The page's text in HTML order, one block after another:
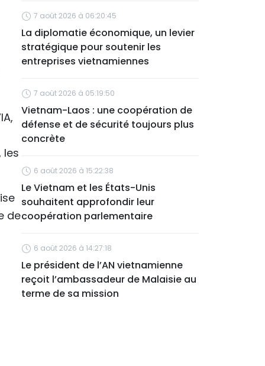
les
de
7 août 2026 à 06:20:45
La diplomatie économique, un levier
stratégique pour soutenir les
entreprises vietnamiennes
7 août 2026 à 05:19:50
Vietnam-Laos : une coopération de
défense et de sécurité toujours plus
concrète
6 août 2026 à 15:22:38
Le Vietnam et les États-Unis
souhaitent approfondir leur
coopération parlementaire
6 août 2026 à 14:27:18
Le président de l’AN vietnamienne
reçoit l’ambassadeur de Malaisie au
terme de sa mission